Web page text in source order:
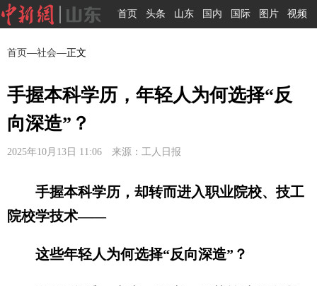
首页 头条 山东 国内 国际 图片 视频
首页—社会—正文
手握本科学历，年轻人为何选择“反
向深造”？
2025年10月13日 11:06 来源：工人日报
手握本科学历，却转而进入职业院校、技工
院校学技术——
这些年轻人为何选择“反向深造”？